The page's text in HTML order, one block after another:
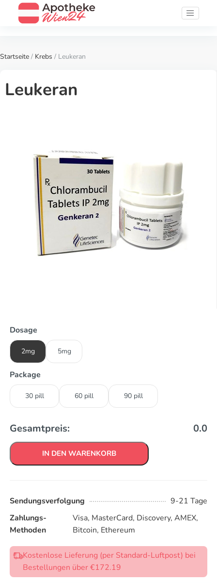
Startseite / Krebs / Leukeran
Leukeran
Dosage
2mg 5mg
Package
30 pill 60 pill 90 pill
Gesamtpreis: 0.0
IN DEN WARENKORB
Sendungsverfolgung
9-21 Tage
Zahlungs-
Methoden
Visa, MasterCard, Discovery, AMEX,
Bitcoin, Ethereum
Kostenlose Lieferung (per Standard-Luftpost) bei
Bestellungen über €172.19